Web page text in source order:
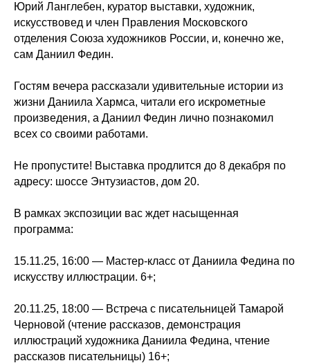
Юрий Ланглебен, куратор выставки, художник,
искусствовед и член Правления Московского
отделения Союза художников России, и, конечно же,
сам Даниил Федин.
Гостям вечера рассказали удивительные истории из
жизни Даниила Хармса, читали его искрометные
произведения, а Даниил Федин лично познакомил
всех со своими работами.
Не пропустите! Выставка продлится до 8 декабря по
адресу: шоссе Энтузиастов, дом 20.
В рамках экспозиции вас ждет насыщенная
программа:
15.11.25, 16:00 — Мастер-класс от Даниила Федина по
искусству иллюстрации. 6+;
20.11.25, 18:00 — Встреча с писательницей Тамарой
Черновой (чтение рассказов, демонстрация
иллюстраций художника Даниила Федина, чтение
рассказов писательницы) 16+;